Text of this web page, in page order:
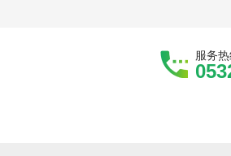
服务